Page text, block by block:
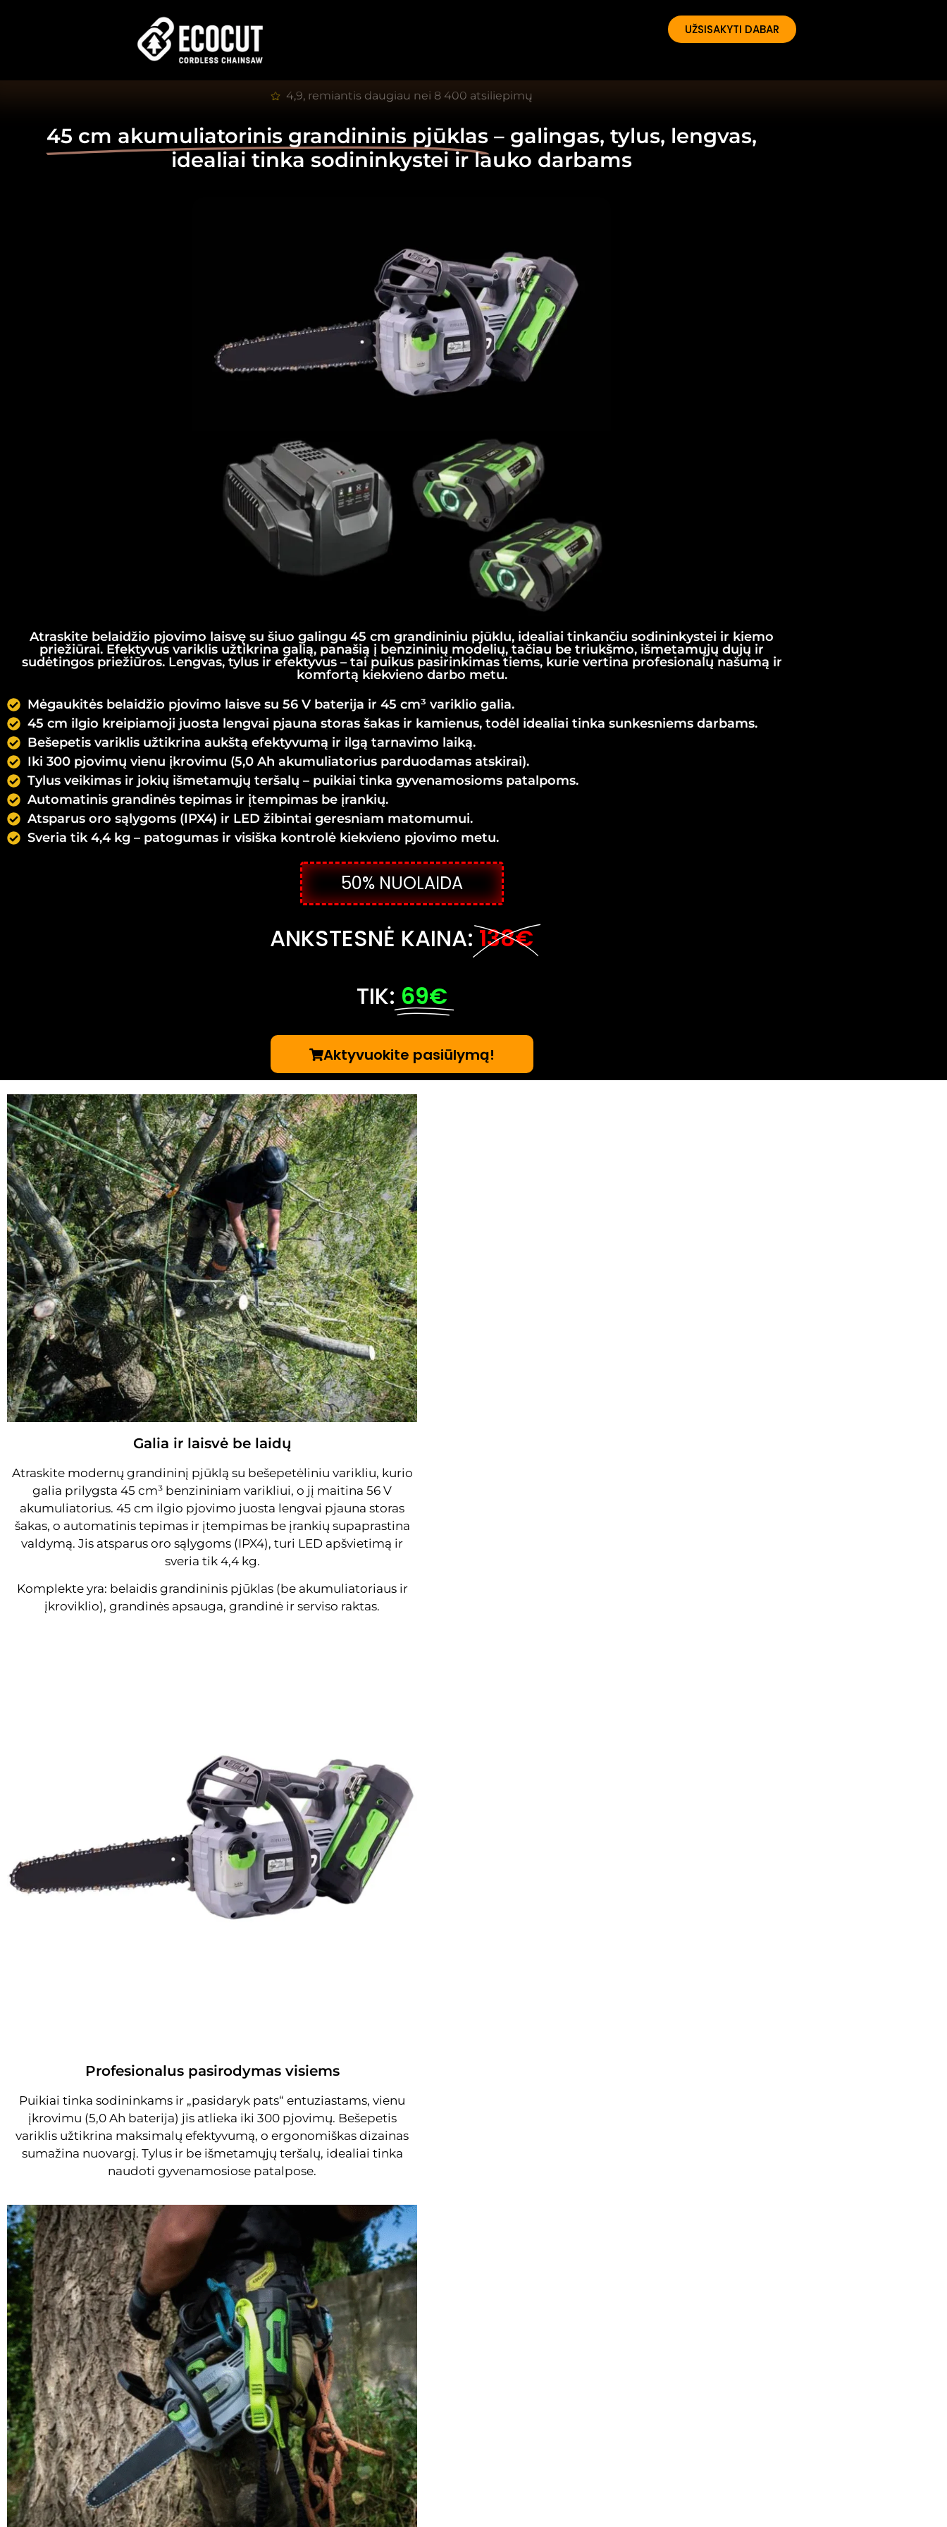
UŽSISAKYTI DABAR
4,9, remiantis daugiau nei 8 400 atsiliepimų
45 cm akumuliatorinis grandininis pjūklas – galingas, tylus, lengvas,
idealiai tinka sodininkystei ir lauko darbams
Atraskite belaidžio pjovimo laisvę su šiuo galingu 45 cm grandininiu pjūklu, idealiai tinkančiu sodininkystei ir kiemo
priežiūrai. Efektyvus variklis užtikrina galią, panašią į benzininių modelių, tačiau be triukšmo, išmetamųjų dujų ir
sudėtingos priežiūros. Lengvas, tylus ir efektyvus – tai puikus pasirinkimas tiems, kurie vertina profesionalų našumą ir
komfortą kiekvieno darbo metu.
Mėgaukitės belaidžio pjovimo laisve su 56 V baterija ir 45 cm³ variklio galia.
45 cm ilgio kreipiamoji juosta lengvai pjauna storas šakas ir kamienus, todėl idealiai tinka sunkesniems darbams.
Bešepetis variklis užtikrina aukštą efektyvumą ir ilgą tarnavimo laiką.
Iki 300 pjovimų vienu įkrovimu (5,0 Ah akumuliatorius parduodamas atskirai).
Tylus veikimas ir jokių išmetamųjų teršalų – puikiai tinka gyvenamosioms patalpoms.
Automatinis grandinės tepimas ir įtempimas be įrankių.
Atsparus oro sąlygoms (IPX4) ir LED žibintai geresniam matomumui.
Sveria tik 4,4 kg – patogumas ir visiška kontrolė kiekvieno pjovimo metu.
50% NUOLAIDA
ANKSTESNĖ KAINA: 138€
TIK: 69€
Aktyvuokite pasiūlymą!
Galia ir laisvė be laidų
Atraskite modernų grandininį pjūklą su bešepetėliniu varikliu, kurio
galia prilygsta 45 cm³ benzininiam varikliui, o jį maitina 56 V
akumuliatorius. 45 cm ilgio pjovimo juosta lengvai pjauna storas
šakas, o automatinis tepimas ir įtempimas be įrankių supaprastina
valdymą. Jis atsparus oro sąlygoms (IPX4), turi LED apšvietimą ir
sveria tik 4,4 kg.
Komplekte yra: belaidis grandininis pjūklas (be akumuliatoriaus ir
įkroviklio), grandinės apsauga, grandinė ir serviso raktas.
Profesionalus pasirodymas visiems
Puikiai tinka sodininkams ir „pasidaryk pats“ entuziastams, vienu
įkrovimu (5,0 Ah baterija) jis atlieka iki 300 pjovimų. Bešepetis
variklis užtikrina maksimalų efektyvumą, o ergonomiškas dizainas
sumažina nuovargį. Tylus ir be išmetamųjų teršalų, idealiai tinka
naudoti gyvenamosiose patalpose.